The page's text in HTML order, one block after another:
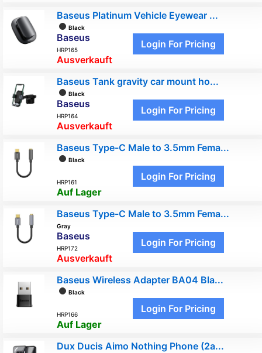
Baseus Platinum Vehicle Eyewear ...
Black
Baseus
HRP165
Ausverkauft
Login For Pricing
Baseus Tank gravity car mount ho...
Black
Baseus
HRP164
Ausverkauft
Login For Pricing
Baseus Type-C Male to 3.5mm Fema...
Black
HRP161
Auf Lager
Login For Pricing
Baseus Type-C Male to 3.5mm Fema...
Gray
Baseus
HRP172
Ausverkauft
Login For Pricing
Baseus Wireless Adapter BA04 Bla...
Black
HRP166
Auf Lager
Login For Pricing
Dux Ducis Aimo Nothing Phone (2a...